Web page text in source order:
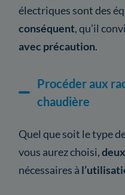
électriques sont des
conséquent, qu’il
avec précaution.
Procéder aux
chaudière
Quel que soit le type
vous aurez choisi,
nécessaires à